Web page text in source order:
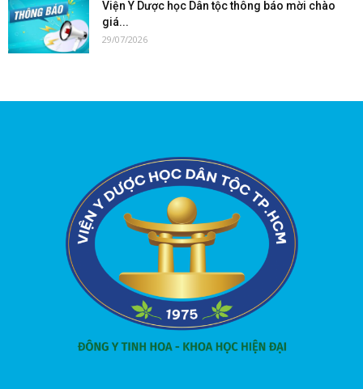
Viện Y Dược học Dân tộc thông báo mời chào
giá...
29/07/2026